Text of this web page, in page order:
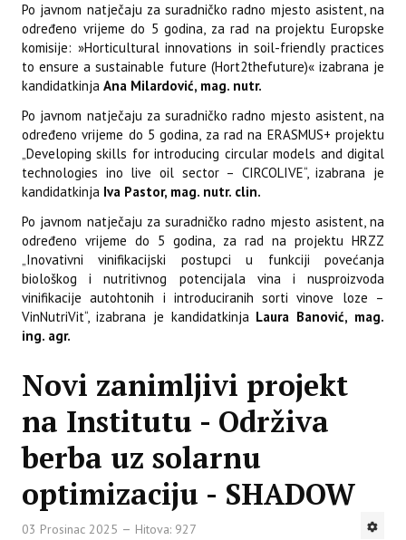
Po javnom natječaju za suradničko radno mjesto asistent, na
određeno vrijeme do 5 godina, za rad na projektu Europske
komisije: »Horticultural innovations in soil-friendly practices
to ensure a sustainable future (Hort2thefuture)« izabrana je
kandidatkinja Ana Milardović, mag. nutr.
Po javnom natječaju za suradničko radno mjesto asistent, na
određeno vrijeme do 5 godina, za rad na ERASMUS+ projektu
„Developing skills for introducing circular models and digital
technologies ino live oil sector – CIRCOLIVE“, izabrana je
kandidatkinja Iva Pastor, mag. nutr. clin.
Po javnom natječaju za suradničko radno mjesto asistent, na
određeno vrijeme do 5 godina, za rad na projektu HRZZ
„Inovativni vinifikacijski postupci u funkciji povećanja
biološkog i nutritivnog potencijala vina i nusproizvoda
vinifikacije autohtonih i introduciranih sorti vinove loze –
VinNutriVit“, izabrana je kandidatkinja Laura Banović, mag.
ing. agr.
Novi zanimljivi projekt
na Institutu - Održiva
berba uz solarnu
optimizaciju - SHADOW
03 Prosinac 2025 Hitova: 927